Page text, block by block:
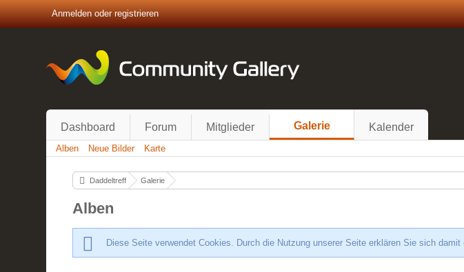
Anmelden oder registrieren
Dashboard Forum Mitglieder Galerie Kalender
Alben Neue Bilder Karte
Daddeltreff Galerie
Alben
Diese Seite verwendet Cookies. Durch die Nutzung unserer Seite erklären Sie sich